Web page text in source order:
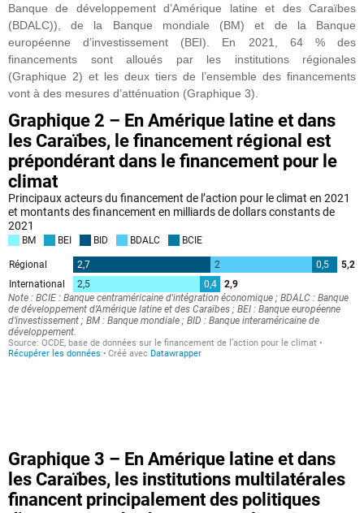
Banque de développement d’Amérique latine et des Caraïbes
(BDALC)), de la Banque mondiale (BM) et de la Banque
européenne d’investissement (BEI). En 2021, 64 % des
financements sont alloués par les institutions régionales
(Graphique 2) et les deux tiers de l’ensemble des financements
vont à des mesures d’atténuation (Graphique 3).